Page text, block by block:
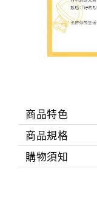
商品特色
商品規格
購物須知